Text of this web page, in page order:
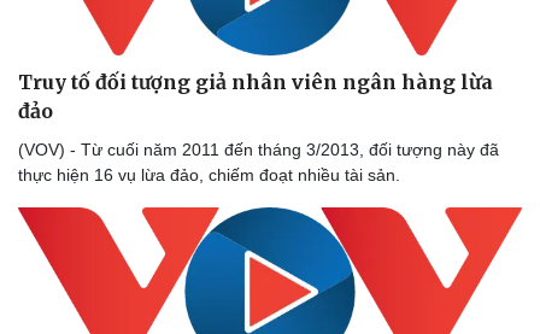
Truy tố đối tượng giả nhân viên ngân hàng lừa
đảo
(VOV) - Từ cuối năm 2011 đến tháng 3/2013, đối tượng này đã
thực hiện 16 vụ lừa đảo, chiếm đoạt nhiều tài sản.